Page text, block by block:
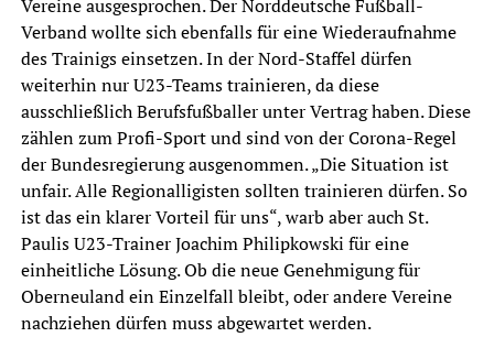
Vereine ausgesprochen. Der Norddeutsche Fußball-
Verband wollte sich ebenfalls für eine Wiederaufnahme
des Trainigs einsetzen. In der Nord-Staffel dürfen
weiterhin nur U23-Teams trainieren, da diese
ausschließlich Berufsfußballer unter Vertrag haben. Diese
zählen zum Profi-Sport und sind von der Corona-Regel
der Bundesregierung ausgenommen. „Die Situation ist
unfair. Alle Regionalligisten sollten trainieren dürfen. So
ist das ein klarer Vorteil für uns“, warb aber auch St.
Paulis U23-Trainer Joachim Philipkowski für eine
einheitliche Lösung. Ob die neue Genehmigung für
Oberneuland ein Einzelfall bleibt, oder andere Vereine
nachziehen dürfen muss abgewartet werden.